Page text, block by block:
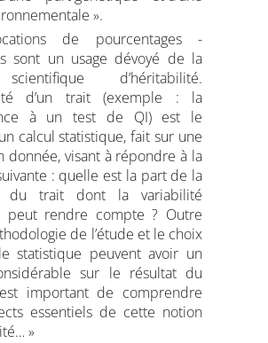
».
de pourcentages
sont un usage dévoyé de la
d’héritabilité.
d’un trait (exemple : la
à un test de QI) est le
calcul statistique, fait sur une
donnée, visant à répondre à la
: quelle est la part de la
du trait dont la variabilité
peut rendre compte ? Outre
de l’étude et le choix
statistique peuvent avoir un
sur le résultat du
important de comprendre
essentiels de cette notion
»